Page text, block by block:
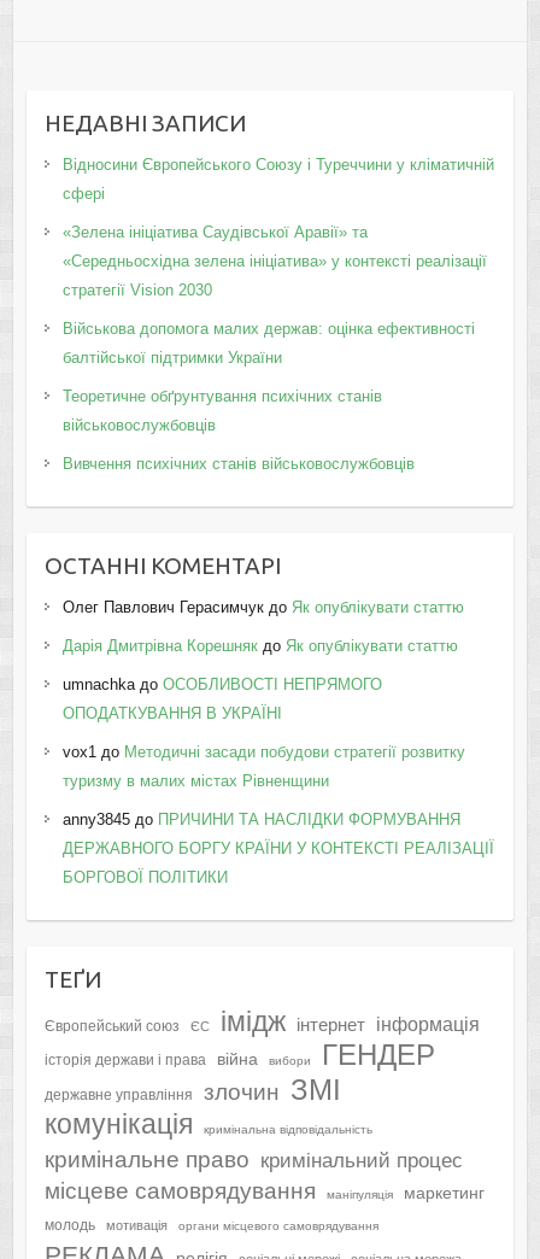
НЕДАВНІ ЗАПИСИ
Відносини Європейського Союзу і Туреччини у кліматичній
сфері
«Зелена ініціатива Саудівської Аравії» та
«Середньосхідна зелена ініціатива» у контексті реалізації
стратегії Vision 2030
Військова допомога малих держав: оцінка ефективності
балтійської підтримки України
Теоретичне обґрунтування психічних станів
військовослужбовців
Вивчення психічних станів військовослужбовців
ОСТАННІ КОМЕНТАРІ
Олег Павлович Герасимчукдо Як опублікувати статтю
Дарія Дмитрівна Корешнякдо Як опублікувати статтю
umnachkaдо ОСОБЛИВОСТІ НЕПРЯМОГО
ОПОДАТКУВАННЯ В УКРАЇНІ
vox1до Методичні засади побудови стратегії розвитку
туризму в малих містах Рівненщини
anny3845до ПРИЧИНИ ТА НАСЛІДКИ ФОРМУВАННЯ
ДЕРЖАВНОГО БОРГУ КРАЇНИ У КОНТЕКСТІ РЕАЛІЗАЦІЇ
БОРГОВОЇ ПОЛІТИКИ
ТЕҐИ
Європейський союз ЄС імідж інтернет інформація
історія держави і права війна вибори ГЕНДЕР
державне управління злочин ЗМІ
комунікація кримінальна відповідальність
кримінальне право кримінальний процес
місцеве самоврядування маніпуляція маркетинг
молодь мотивація органи місцевого самоврядування